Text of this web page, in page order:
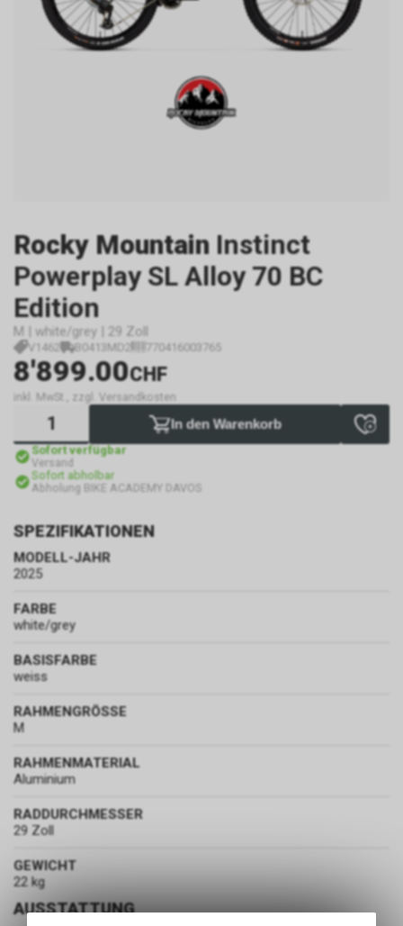
Rocky Mountain Instinct
Powerplay SL Alloy 70 BC
Edition
M | white/grey | 29 Zoll
V1462 B0413MD2 770416003765
8'899.00CHF
inkl. MwSt., zzgl. Versandkosten
In den Warenkorb
Sofort verfügbar
Versand
Sofort abholbar
Abholung BIKE ACADEMY DAVOS
SPEZIFIKATIONEN
MODELL-JAHR
2025
FARBE
white/grey
BASISFARBE
weiss
RAHMENGRÖSSE
M
RAHMENMATERIAL
Aluminium
RADDURCHMESSER
29 Zoll
GEWICHT
22 kg
AUSSTATTUNG